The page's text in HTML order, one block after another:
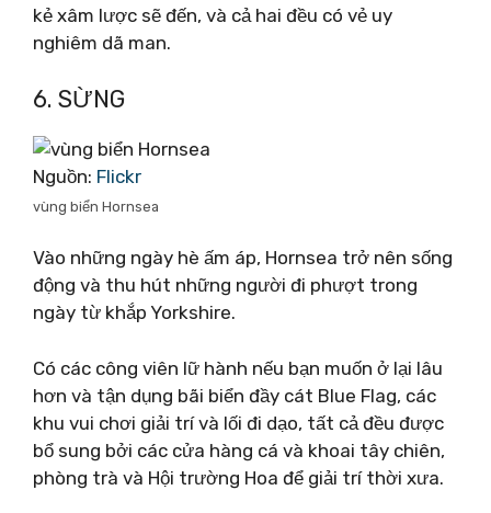
kẻ xâm lược sẽ đến, và cả hai đều có vẻ uy
nghiêm dã man.
6. SỪNG
Nguồn: Flickr
vùng biển Hornsea
Vào những ngày hè ấm áp, Hornsea trở nên sống
động và thu hút những người đi phượt trong
ngày từ khắp Yorkshire.
Có các công viên lữ hành nếu bạn muốn ở lại lâu
hơn và tận dụng bãi biển đầy cát Blue Flag, các
khu vui chơi giải trí và lối đi dạo, tất cả đều được
bổ sung bởi các cửa hàng cá và khoai tây chiên,
phòng trà và Hội trường Hoa để giải trí thời xưa.